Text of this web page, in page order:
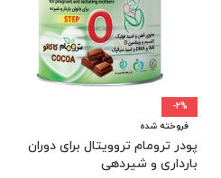
-2%
فروخته شده
پودر ترومام تروویتال برای دوران
بارداری و شیردهی